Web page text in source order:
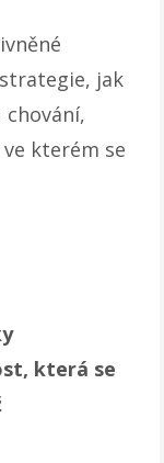
jak
chování,
kterém se
která se